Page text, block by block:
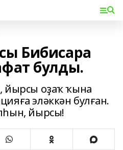
Бибисара
булды.
йырсы оҙаҡ ҡына
эләккән булған.
йырсы!